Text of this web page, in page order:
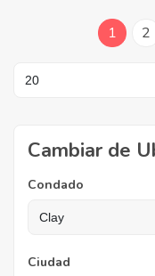
1 2
Cambiar de
Condado
Ciudad